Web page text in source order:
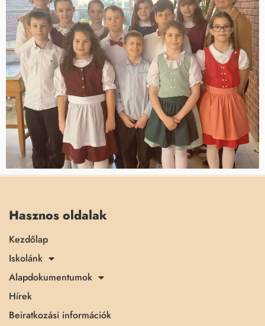
Hasznos oldalak
Kezdőlap
Iskolánk
Alapdokumentumok
Hírek
Beiratkozási információk